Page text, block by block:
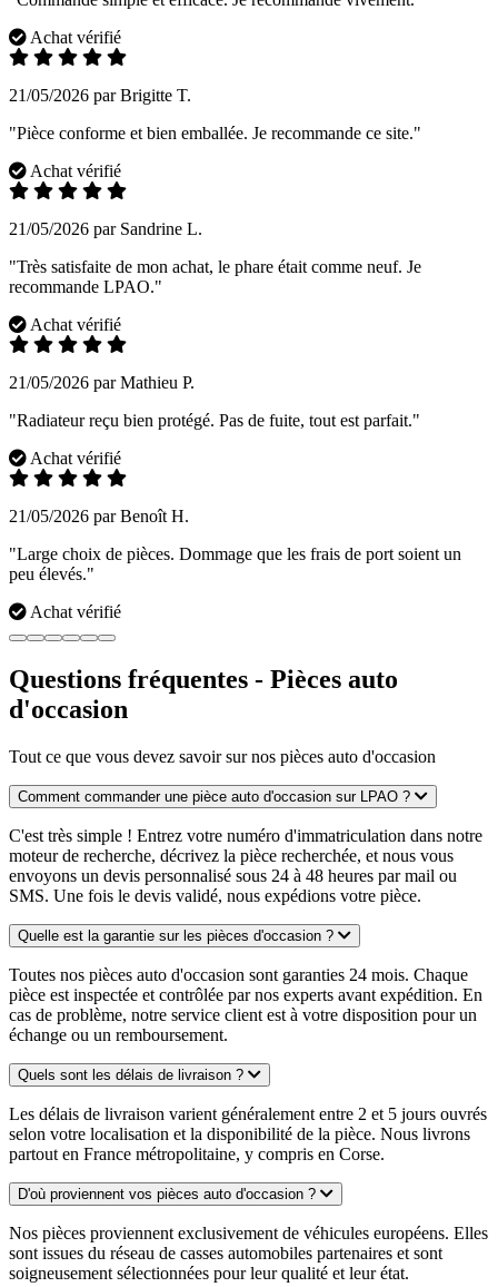
Achat vérifié
21/05/2026 par Brigitte T.
"Pièce conforme et bien emballée. Je recommande ce site."
Achat vérifié
21/05/2026 par Sandrine L.
"Très satisfaite de mon achat, le phare était comme neuf. Je
recommande LPAO."
Achat vérifié
21/05/2026 par Mathieu P.
"Radiateur reçu bien protégé. Pas de fuite, tout est parfait."
Achat vérifié
21/05/2026 par Benoît H.
"Large choix de pièces. Dommage que les frais de port soient un
peu élevés."
Achat vérifié
Questions fréquentes - Pièces auto
d'occasion
Tout ce que vous devez savoir sur nos pièces auto d'occasion
Comment commander une pièce auto d'occasion sur LPAO ?
C'est très simple ! Entrez votre numéro d'immatriculation dans notre
moteur de recherche, décrivez la pièce recherchée, et nous vous
envoyons un devis personnalisé sous 24 à 48 heures par mail ou
SMS. Une fois le devis validé, nous expédions votre pièce.
Quelle est la garantie sur les pièces d'occasion ?
Toutes nos pièces auto d'occasion sont garanties 24 mois. Chaque
pièce est inspectée et contrôlée par nos experts avant expédition. En
cas de problème, notre service client est à votre disposition pour un
échange ou un remboursement.
Quels sont les délais de livraison ?
Les délais de livraison varient généralement entre 2 et 5 jours ouvrés
selon votre localisation et la disponibilité de la pièce. Nous livrons
partout en France métropolitaine, y compris en Corse.
D'où proviennent vos pièces auto d'occasion ?
Nos pièces proviennent exclusivement de véhicules européens. Elles
sont issues du réseau de casses automobiles partenaires et sont
soigneusement sélectionnées pour leur qualité et leur état.